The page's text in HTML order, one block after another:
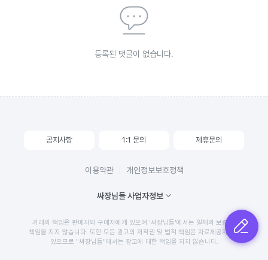
글쓰기
등록된 댓글이 없습니다.
공지사항 1:1 문의 제휴문의
이용약관 개인정보보호정책
싸장님들 사업자정보
거래의 책임은 판매자와 구매자에게 있으며 '싸장님들'에서는 일체의 보증 및
책임을 지지 않습니다. 또한 모든 광고의 저작권 및 법적 책임은 자료제공자에게
있으므로 "싸장님들"에서는 광고에 대한 책임을 지지 않습니다.